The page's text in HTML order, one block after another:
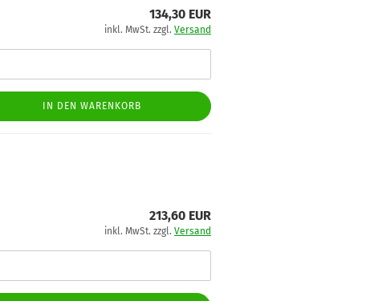
134,30 EUR
inkl. MwSt. zzgl. Versand
IN DEN WARENKORB
213,60 EUR
inkl. MwSt. zzgl. Versand